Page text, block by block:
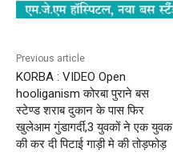
Previous article
KORBA : VIDEO Open
hooliganism कोरबा पुराने बस
स्टेण्ड शराब दुकान के पास फिर
खुलेआम गुंडागर्दी,3 युवकों ने एक युवक
की कर दी पिटाई गाड़ी मे की तोड़फोड़